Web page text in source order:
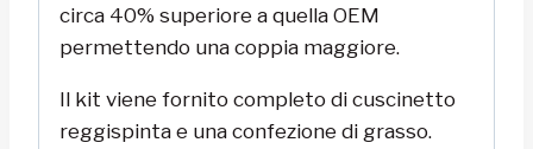
circa 40% superiore a quella OEM
permettendo una coppia maggiore.
Il kit viene fornito completo di cuscinetto
reggispinta e una confezione di grasso.